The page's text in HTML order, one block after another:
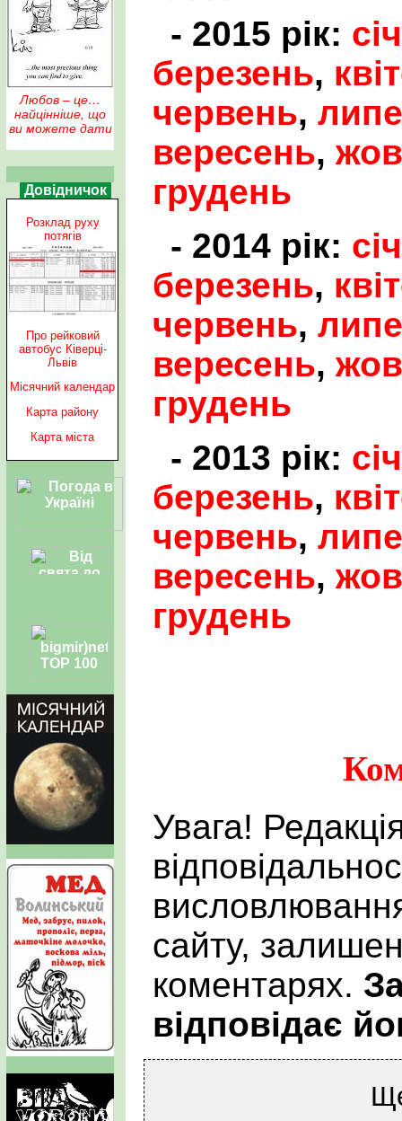
Любов – це…
найцінніше, що
ви можете дати
Довідничок
Розклад руху
потягів
Про рейковий
автобус Ківерці-
Львів
Місячний календар
Карта району
Карта міста
- 2015 рік:
березень,
червень,
вересень,
грудень
- 2014 рік:
березень,
червень,
вересень,
грудень
- 2013 рік:
березень,
червень,
вересень,
грудень
Увага!
сайту,
коментарях.
відповідає